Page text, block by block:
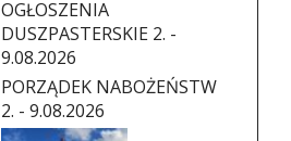
OGŁOSZENIA
DUSZPASTERSKIE 2. -
9.08.2026
PORZĄDEK NABOŻEŃSTW
2. - 9.08.2026